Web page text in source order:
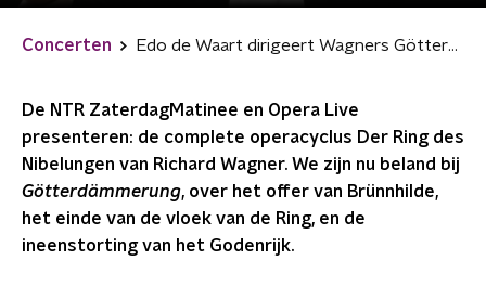
Concerten Edo de Waart dirigeert Wagners Götterdämmerung
De NTR ZaterdagMatinee en Opera Live
presenteren: de complete operacyclus Der Ring des
Nibelungen van Richard Wagner. We zijn nu beland bij
Götterdämmerung, over het offer van Brünnhilde,
het einde van de vloek van de Ring, en de
ineenstorting van het Godenrijk.